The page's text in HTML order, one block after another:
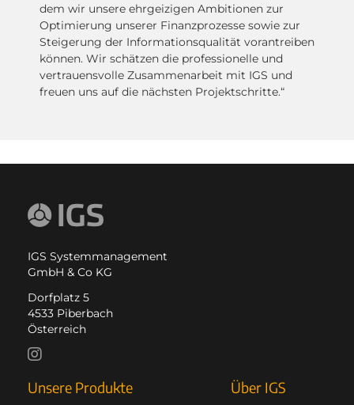
dem wir unsere ehrgeizigen Ambitionen zur
Optimierung unserer Finanzprozesse sowie zur
Steigerung der Informationsqualität vorantreiben
können. Wir schätzen die professionelle und
vertrauensvolle Zusammenarbeit mit IGS und
freuen uns auf die nächsten Projektschritte.“
IGS Systemmanagement
GmbH & Co KG
Dorfplatz 5
4533 Piberbach
Österreich
Unsere Produkte Über IGS